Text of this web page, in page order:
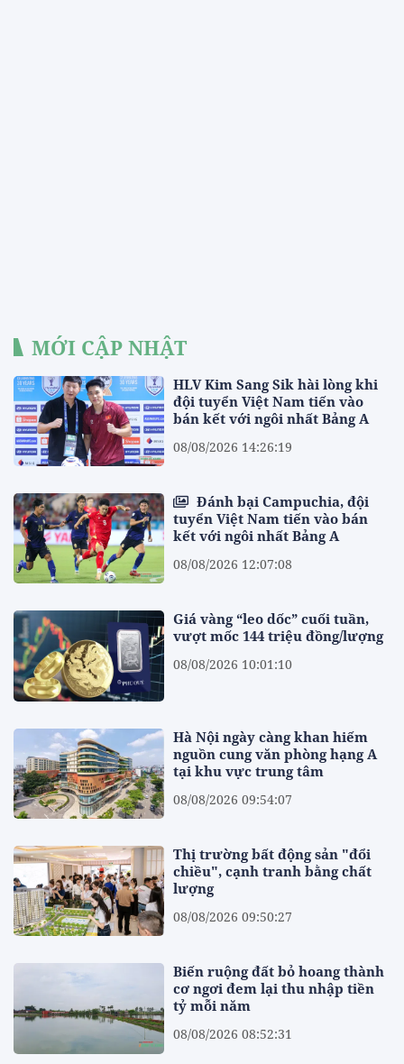
MỚI CẬP NHẬT
HLV Kim Sang Sik hài lòng khi
đội tuyển Việt Nam tiến vào
bán kết với ngôi nhất Bảng A
08/08/2026 14:26:19
Đánh bại Campuchia, đội
tuyển Việt Nam tiến vào bán
kết với ngôi nhất Bảng A
08/08/2026 12:07:08
Giá vàng “leo dốc” cuối tuần,
vượt mốc 144 triệu đồng/lượng
08/08/2026 10:01:10
Hà Nội ngày càng khan hiếm
nguồn cung văn phòng hạng A
tại khu vực trung tâm
08/08/2026 09:54:07
Thị trường bất động sản "đổi
chiều", cạnh tranh bằng chất
lượng
08/08/2026 09:50:27
Biến ruộng đất bỏ hoang thành
cơ ngơi đem lại thu nhập tiền
tỷ mỗi năm
08/08/2026 08:52:31